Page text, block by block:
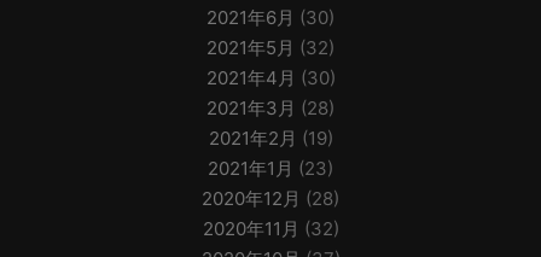
2021年6月 (30)
2021年5月 (32)
2021年4月 (30)
2021年3月 (28)
2021年2月 (19)
2021年1月 (23)
2020年12月 (28)
2020年11月 (32)